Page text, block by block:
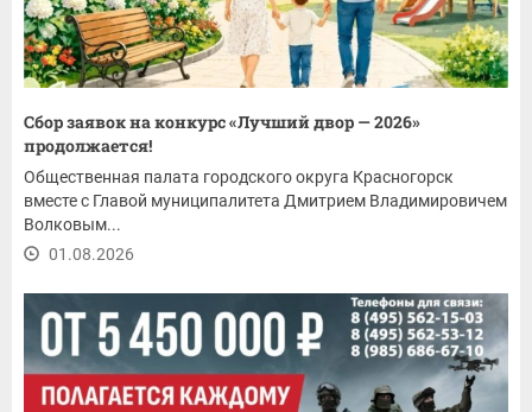
Сбор заявок на конкурс «Лучший двор — 2026»
продолжается!
Общественная палата городского округа Красногорск
вместе с Главой муниципалитета Дмитрием Владимировичем
Волковым...
01.08.2026